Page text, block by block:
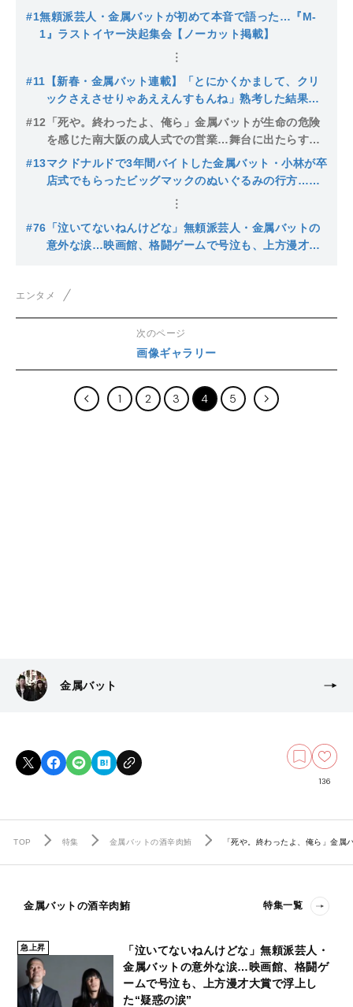
#1無頼派芸人・金属バットが初めて本音で語った…『M-
1』ラストイヤー決起集会【ノーカット掲載】
#11 【新春・金属バット連載】「とにかくかまして、クリ
ックさえさせりゃあええんすもんね」熟考した結果で
た、とんでもない連載タイトルとは
#12 「死や。終わったよ、俺ら」金属バットが生命の危険
を感じた南大阪の成人式での営業…舞台に出たらすで
にヤンキーがヘリに座っていて一言「巻きで頼むわ
～」
#13マクドナルドで3年間バイトした金属バット・小林が卒
店式でもらったビッグマックのぬいぐるみの行方…全
酒の中で一番安い酒を飲んでいたけど、めちゃくちゃ
#76 「泣いてないねんけどな」無頼派芸人・金属バットの
意外な涙…映画館、格闘ゲームで号泣も、上方漫才大
エンタメ
次のページ
画像ギャラリー
1 2 3 4 5
金属バット
136
TOP 特集 金属バットの酒辛肉鮪 「死や。終わったよ、俺ら」金
金属バットの酒辛肉鮪 特集一覧
急上昇
「泣いてないねんけどな」無頼派芸人・
金属バットの意外な涙…映画館、格闘ゲ
ームで号泣も、上方漫才大賞で浮上し
た“疑惑の涙”